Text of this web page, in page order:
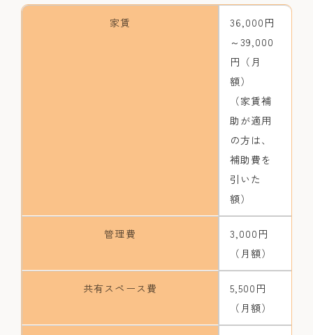
家賃
36,000円
～39,000
円（月
額）
（家賃補
助が適用
の方は、
補助費を
引いた
額）
管理費
3,000円
（月額）
共有スペース費
5,500円
（月額）